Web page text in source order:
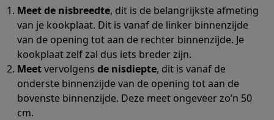
LichaamsontharingIPL ontharingEpilatorsLadyshaves
Beauty Gelaatsverzorging LED MaskersSpiegelsHand &
Massage Voetmassage MassagestoelenNek &
GezondheidPersonenweegschalenBloeddrukmeters
Voor de babyBabyfoons Borstkolven Flessenwarmers
TV, audio & foto
TV & beamersTVTV's met soundbar2026 TVLG TV Samsung TV
Randapparatuur TV
Meet de nisbreedte, dit is de belangrijkste afmeting
van je kookplaat. Dit is vanaf de linker binnenzijde
van de opening tot aan de rechter binnenzijde. Je
kookplaat zelf zal dus iets breder zijn.
Meetvervolgens de nisdiepte, dit is vanaf de
onderste binnenzijde van de opening tot aan de
bovenste binnenzijde. Deze meet ongeveer zo’n 50
cm.